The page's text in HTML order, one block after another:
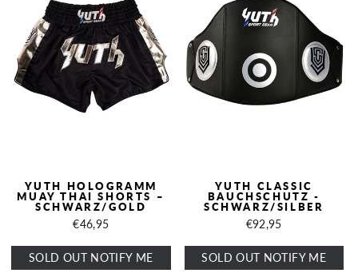
YUTH HOLOGRAMM
MUAY THAI SHORTS –
SCHWARZ/GOLD
€46,95
SOLD OUT NOTIFY ME
YUTH CLASSIC
BAUCHSCHUTZ -
SCHWARZ/SILBER
€92,95
SOLD OUT NOTIFY ME